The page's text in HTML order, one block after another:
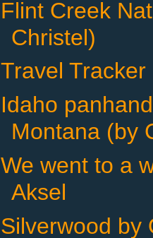
Flint Creek
Christel)
Travel
Idaho
Montana (by
We went to a
Aksel
Silverwood by